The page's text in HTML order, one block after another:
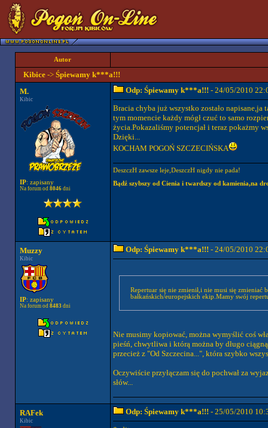
Autor
Kibice-> Śpiewamy k***a!!!
M.
Kibic
IP: zapisany
Na forum od 8046dni
Odp: Śpiewamy k***a!!! - 24/05/2010
Bracia chyba już wszystko zostało
tym momencie każdy mógł czuć to samo
życia.Pokazaliśmy potencjał i teraz pokażmy
Dzięki...
KOCHAM POGOŃ SZCZECIŃSKA
DeszczH zawsze leje,DeszczH nigdy nie pada!
Bądź szybszy od Cienia i twardszy od kamienia,na
Muzzy
Kibic
IP: zapisany
Na forum od 8483 dni
Odp: Śpiewamy k***a!!! - 24/05/2010
Repertuar się nie zmienił,i nie musi się
bałkańskich/europejskich ekip.Mamy swój
Nie musimy kopiować, można wymyślić coś
pieśń, chwytliwa i którą można by długo
przecież z "Od Szczecina...", która szybko
Oczywiście przyłączam się do pochwał za
słów...
RAFek
Kibic
Odp: Śpiewamy k***a!!! - 25/05/2010